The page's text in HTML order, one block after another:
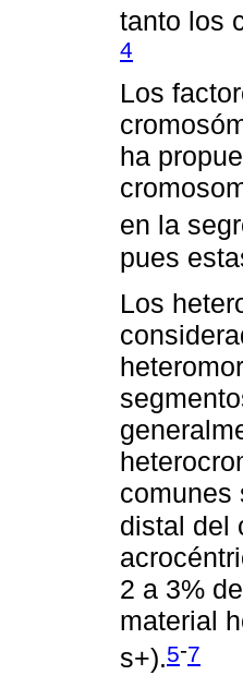
tanto los
4
Los
ha
en la
pues
Los
comunes
distal del
2 a 3%
material
s+).5-7